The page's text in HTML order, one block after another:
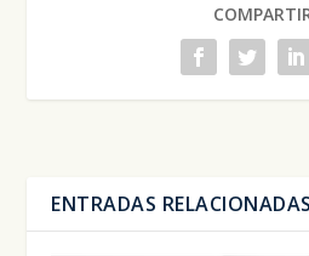
ENTRADAS RELACIONADAS